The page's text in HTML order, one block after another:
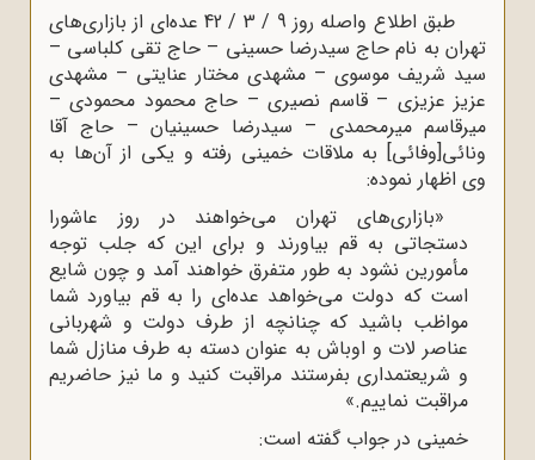
طبق اطلاع واصله روز 9 / 3 / 42 عده‌ای از بازاری‌های
تهران به نام حاج سیدرضا حسینی – حاج تقی کلباسی –
سید شریف موسوی – مشهدی مختار عنایتی – مشهدی
عزیز عزیزی – قاسم نصیری – حاج محمود محمودی –
میرقاسم میرمحمدی – سیدرضا حسینیان – حاج آقا
ونائی[وفائی] به ملاقات خمینی رفته و یکی از آن‌ها به
وی اظهار نموده:
«بازاری‌های تهران می‌خواهند در روز عاشورا
دستجاتی به قم بیاورند و برای این که جلب توجه
مأمورین نشود به طور متفرق خواهند آمد و چون شایع
است که دولت می‌خواهد عده‌ای را به قم بیاورد شما
مواظب باشید که چنانچه از طرف دولت و شهربانی
عناصر لات و اوباش به عنوان دسته به طرف منازل شما
و شریعتمداری بفرستند مراقبت کنید و ما نیز حاضریم
مراقبت نماییم.»
خمینی در جواب گفته است: